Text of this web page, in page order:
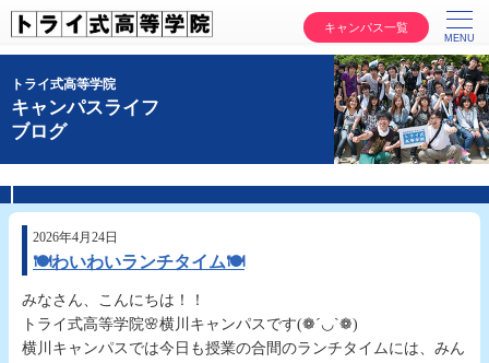
キャンパス一覧
トライ式高等学院
キャンパスライフ
ブログ
2026年4月24日
🍽わいわいランチタイム🍽
みなさん、こんにちは！！
トライ式高等学院🌸横川キャンパスです(❁´◡`❁)
横川キャンパスでは今日も授業の合間のランチタイムには、みん